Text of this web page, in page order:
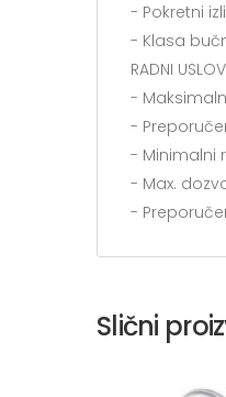
- Pokretni
- Klasa
RADNI
-
-
- Minimalni
- Max.
-
Slični